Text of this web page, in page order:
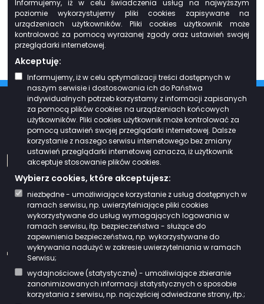
Informujemy, iż w celu świadczenia usług na najwyższym
poziomie wykorzystujemy pliki cookies zapisywane na
urządzeniach użytkowników. Pliki cookies użytkownik może
kontrolować za pomocą wyrażanej zgody oraz ustawień swojej
przeglądarki internetowej.
Akceptuję:
Informujemy, iż w celu optymalizacji treści dostępnych w
naszym serwisie i dostosowania ich do Państwa
indywidualnych potrzeb korzystamy z informacji zapisanych
za pomocą plików cookies na urządzeniach końcowych
użytkowników. Pliki cookies użytkownik może kontrolować za
pomocą ustawień swojej przeglądarki internetowej. Dalsze
korzystanie z naszego serwisu internetowego bez zmiany
ustawień przeglądarki internetowej oznacza, iż użytkownik
akceptuje stosowanie plików cookies.
Wybierz cookies, które akceptujesz:
niezbędne - umożliwiające korzystanie z usług dostępnych w
ramach serwisu, np. uwierzytelniające pliki cookies
wykorzystywane do usług wymagających logowania w
ramach serwisu, itp. bezpieczeństwa - służące do
zapewnienia bezpieczeństwa, np. wykorzystywane do
wykrywania nadużyć w zakresie uwierzytelniania w ramach
Serwisu;
wydajnościowe (statystyczne) - umożliwiające zbieranie
zanonimizowanych informacji statystycznych o sposobie
korzystania z serwisu, np. najczęściej odwiedzane strony, itp.;
na podstawie Umowy o dofinansowanie nr UDA-RPPD.08.01.00-20-
0068/20-00 zawartej w dniu 15.11.2021 r. jest współfinansowany ze
środków Europejskiego Funduszu Rozwoju Regionalnego w ramach Osi
Priorytetowej VIII. Infrastruktura dla usług użyteczności publicznej Działania
8.1. Rozwój usług publicznych świadczonych drogą elektroniczną
Kontakt z redakcją
biuro@zgwwp.org.pl
85 732 37 00
Facebook
Gminy - Partnerzy
Kontakt